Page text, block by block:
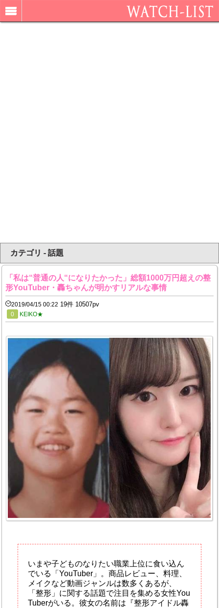
カテゴリ - 話題
「私は“普通の人“になりたかった」総額1000万円超えの整
形YouTuber・轟ちゃんが明かすリアルな事情
2019/04/15 00:22 19件 10507pv
0 KEIKO★
いまや子どものなりたい職業上位に食い込ん
でいる「YouTuber」。商品レビュー、料理、
メイクなど動画ジャンルは数多くあるが、
「整形」に関する話題で注目を集める女性You
Tuberがいる。彼女の名前は『整形アイドル轟